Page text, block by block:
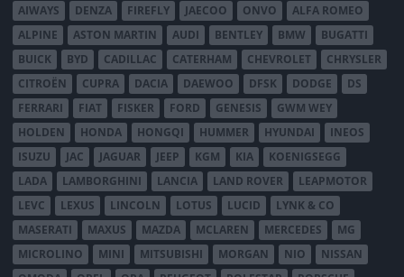
AIWAYS DENZA FIREFLY JAECOO ONVO
ALFA ROMEO
ALPINE
ASTON MARTIN AUDI BENTLEY BMW
BUGATTI
BUICK
BYD CADILLAC CATERHAM CHEVROLET
CHRYSLER
CITROËN
CUPRA DACIA DAEWOO DFSK DODGE
DS
FERRARI
FIAT FISKER FORD GENESIS
GWM WEY
HOLDEN
HONDA HONGQI HUMMER HYUNDAI
INEOS
ISUZU
JAC JAGUAR JEEP KGM KIA
KOENIGSEGG
LADA
LAMBORGHINI LANCIA LAND ROVER
LEAPMOTOR
LEVC
LEXUS LINCOLN LOTUS LUCID
LYNK & CO
MASERATI
MAXUS MAZDA MCLAREN MERCEDES
MG
MICROLINO
MINI MITSUBISHI MORGAN NIO
NISSAN